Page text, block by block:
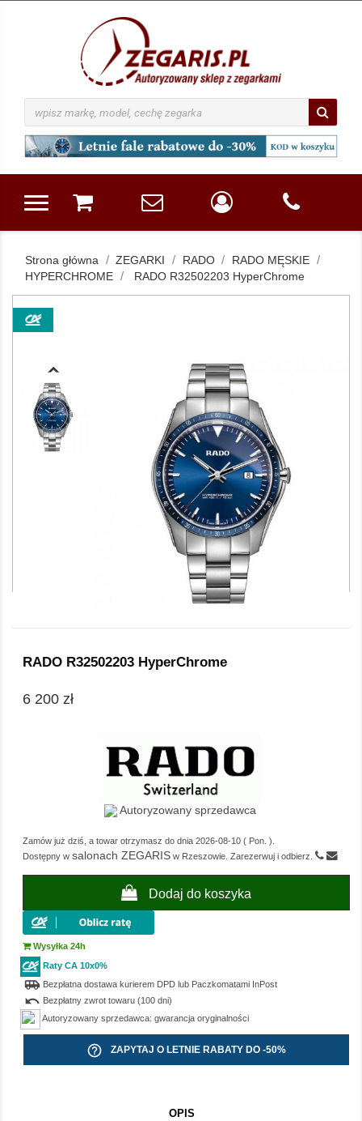
Strona główna ZEGARKI RADO
RADO MĘSKIE
HYPERCHROME
RADO R32502203 HyperChrome
RADO R32502203 HyperChrome
6 200 zł
Autoryzowany sprzedawca
Zamów już dziś, a towar otrzymasz do dnia 2026-08-10 (Pon. ).
Dostępny w salonach ZEGARISw Rzeszowie. Zarezerwuj i odbierz.
Dodaj do koszyka
Wysyłka 24h
Raty CA 10x0%
airport_shuttleBezpłatna dostawa kurierem DPD lub Paczkomatami InPost
undo Bezpłatny zwrot towaru (100 dni)
Autoryzowany sprzedawca: gwarancja oryginalności
help_outline ZAPYTAJ O LETNIE RABATY DO -50%
OPIS